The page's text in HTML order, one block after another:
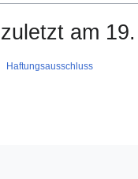
am
Haftungsausschluss